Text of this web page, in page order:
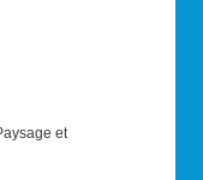
et